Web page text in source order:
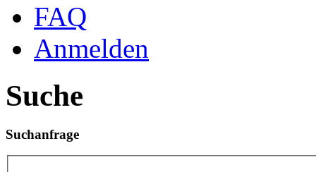
FAQ
Anmelden
Suche
Suchanfrage